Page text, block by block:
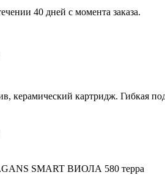
40 дней с момента заказа.
керамический картридж. Гибкая
SMART ВИОЛА 580 терра